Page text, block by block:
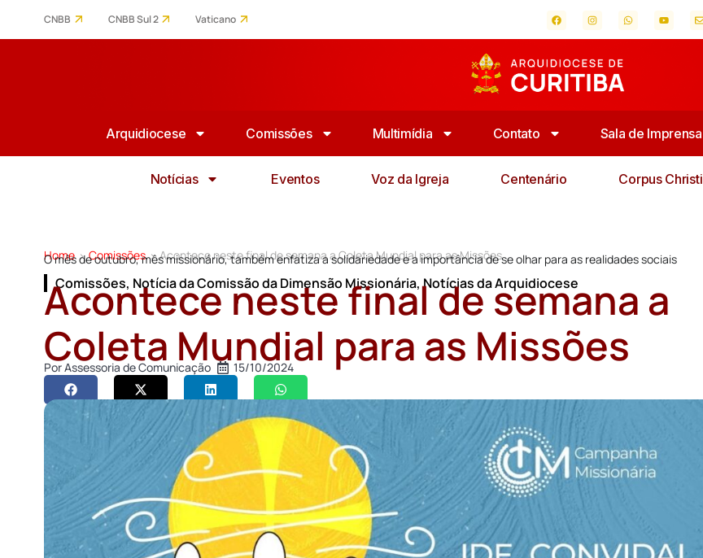
CNBB CNBB Sul 2 Vaticano
Arquidiocese Comissões Multimídia Contato Sala de Imprensa
Notícias Eventos Voz da Igreja Centenário Corpus Christi
Home > Comissões > Acontece neste final de semana a Coleta Mundial para as Missões
O mês de outubro, mês missionário, também enfatiza a solidariedade e a importância de se olhar para as realidades sociais
Comissões, Notícia da Comissão da Dimensão Missionária,Notícias da Arquidiocese
Acontece neste final de semana a
Coleta Mundial para as Missões
PorAssessoria de Comunicação 15/10/2024